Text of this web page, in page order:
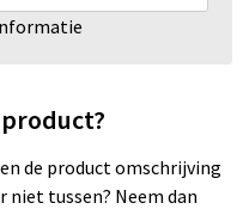
de product omschrijving
niet tussen? Neem dan